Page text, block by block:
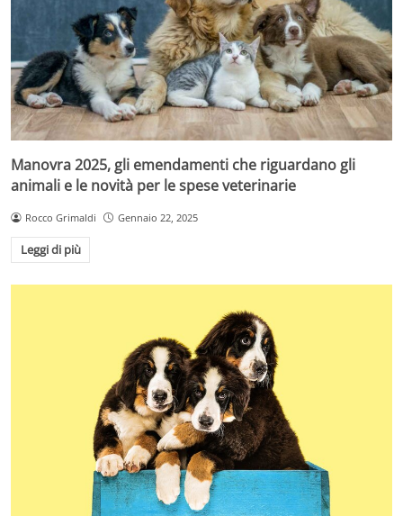
Manovra 2025, gli emendamenti che riguardano gli
animali e le novità per le spese veterinarie
Rocco Grimaldi Gennaio 22, 2025
Leggi di più